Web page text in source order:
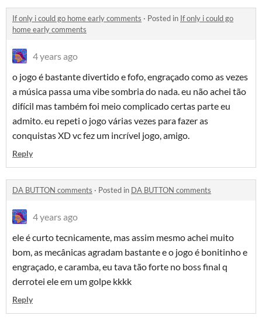
If only i could go home early comments · Posted in If only i could go
home early comments
4 years ago
o jogo é bastante divertido e fofo, engraçado como as vezes
a música passa uma vibe sombria do nada. eu não achei tão
difícil mas também foi meio complicado certas parte eu
admito. eu repeti o jogo várias vezes para fazer as
conquistas XD vc fez um incrível jogo, amigo.
Reply
DA BUTTON comments · Posted in DA BUTTON comments
4 years ago
ele é curto tecnicamente, mas assim mesmo achei muito
bom, as mecânicas agradam bastante e o jogo é bonitinho e
engraçado, e caramba, eu tava tão forte no boss final q
derrotei ele em um golpe kkkk
Reply